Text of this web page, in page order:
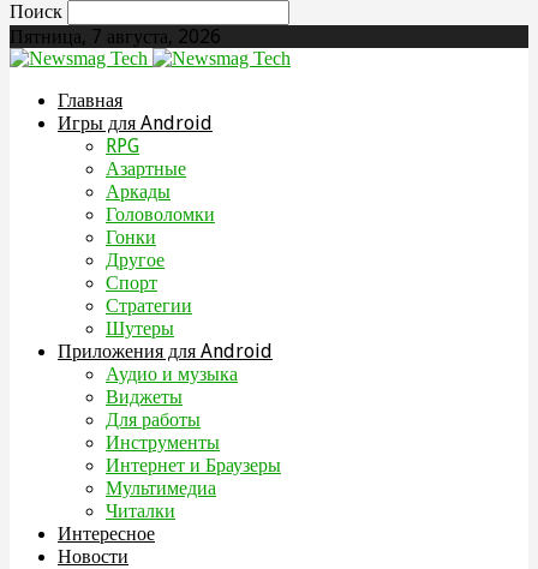
Поиск
Пятница, 7 августа, 2026
Главная
Игры для Android
RPG
Азартные
Аркады
Головоломки
Гонки
Другое
Спорт
Стратегии
Шутеры
Приложения для Android
Аудио и музыка
Виджеты
Для работы
Инструменты
Интернет и Браузеры
Мультимедиа
Читалки
Интересное
Новости